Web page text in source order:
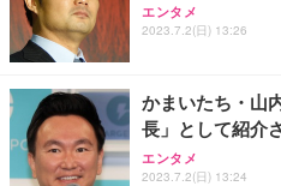
エンタメ
2023.7.2(日) 13:26
かまいたち・山
長」として紹介
エンタメ
2023.7.2(日) 13:24